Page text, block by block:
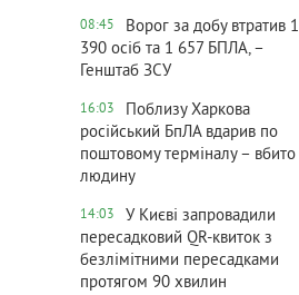
08:45
Ворог за добу втратив 1
390 осіб та 1 657 БПЛА, –
Генштаб ЗСУ
16:03
Поблизу Харкова
російський БпЛА вдарив по
поштовому терміналу – вбито
людину
14:03
У Києві запровадили
пересадковий QR-квиток з
безлімітними пересадками
протягом 90 хвилин